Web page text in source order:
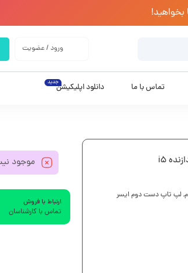
بخواهید!
ورود / عضویت
تماس با ما دانلود اپلیکیشنجدید
,لپ تاپ دست دوم ایسر
موجود
ارتباط با فروش
تماس با کارشناسان